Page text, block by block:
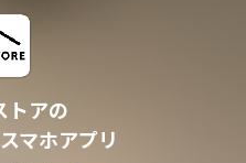
トアの
マホアプリ